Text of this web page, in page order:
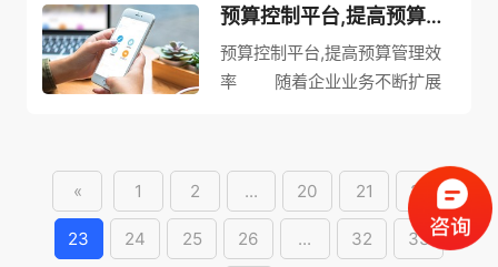
求也越来越高，尤其在预算管理
方面。有了科技的发展，预算管
理系统的出现，提高了企业预算
预算控制平台,提高预算管理效率
预算控制平台,提高预算管理效
率 随着企业业务不断扩展
预算控制平台的出现就成为了企
业管理的一项重要手段。
预算控制平台是由一系列预算
控...
« 1 2 ... 20 21 22
23 24 25 26 ... 32 33